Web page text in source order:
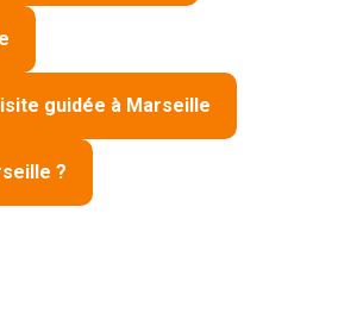
guidée à Marseille
?